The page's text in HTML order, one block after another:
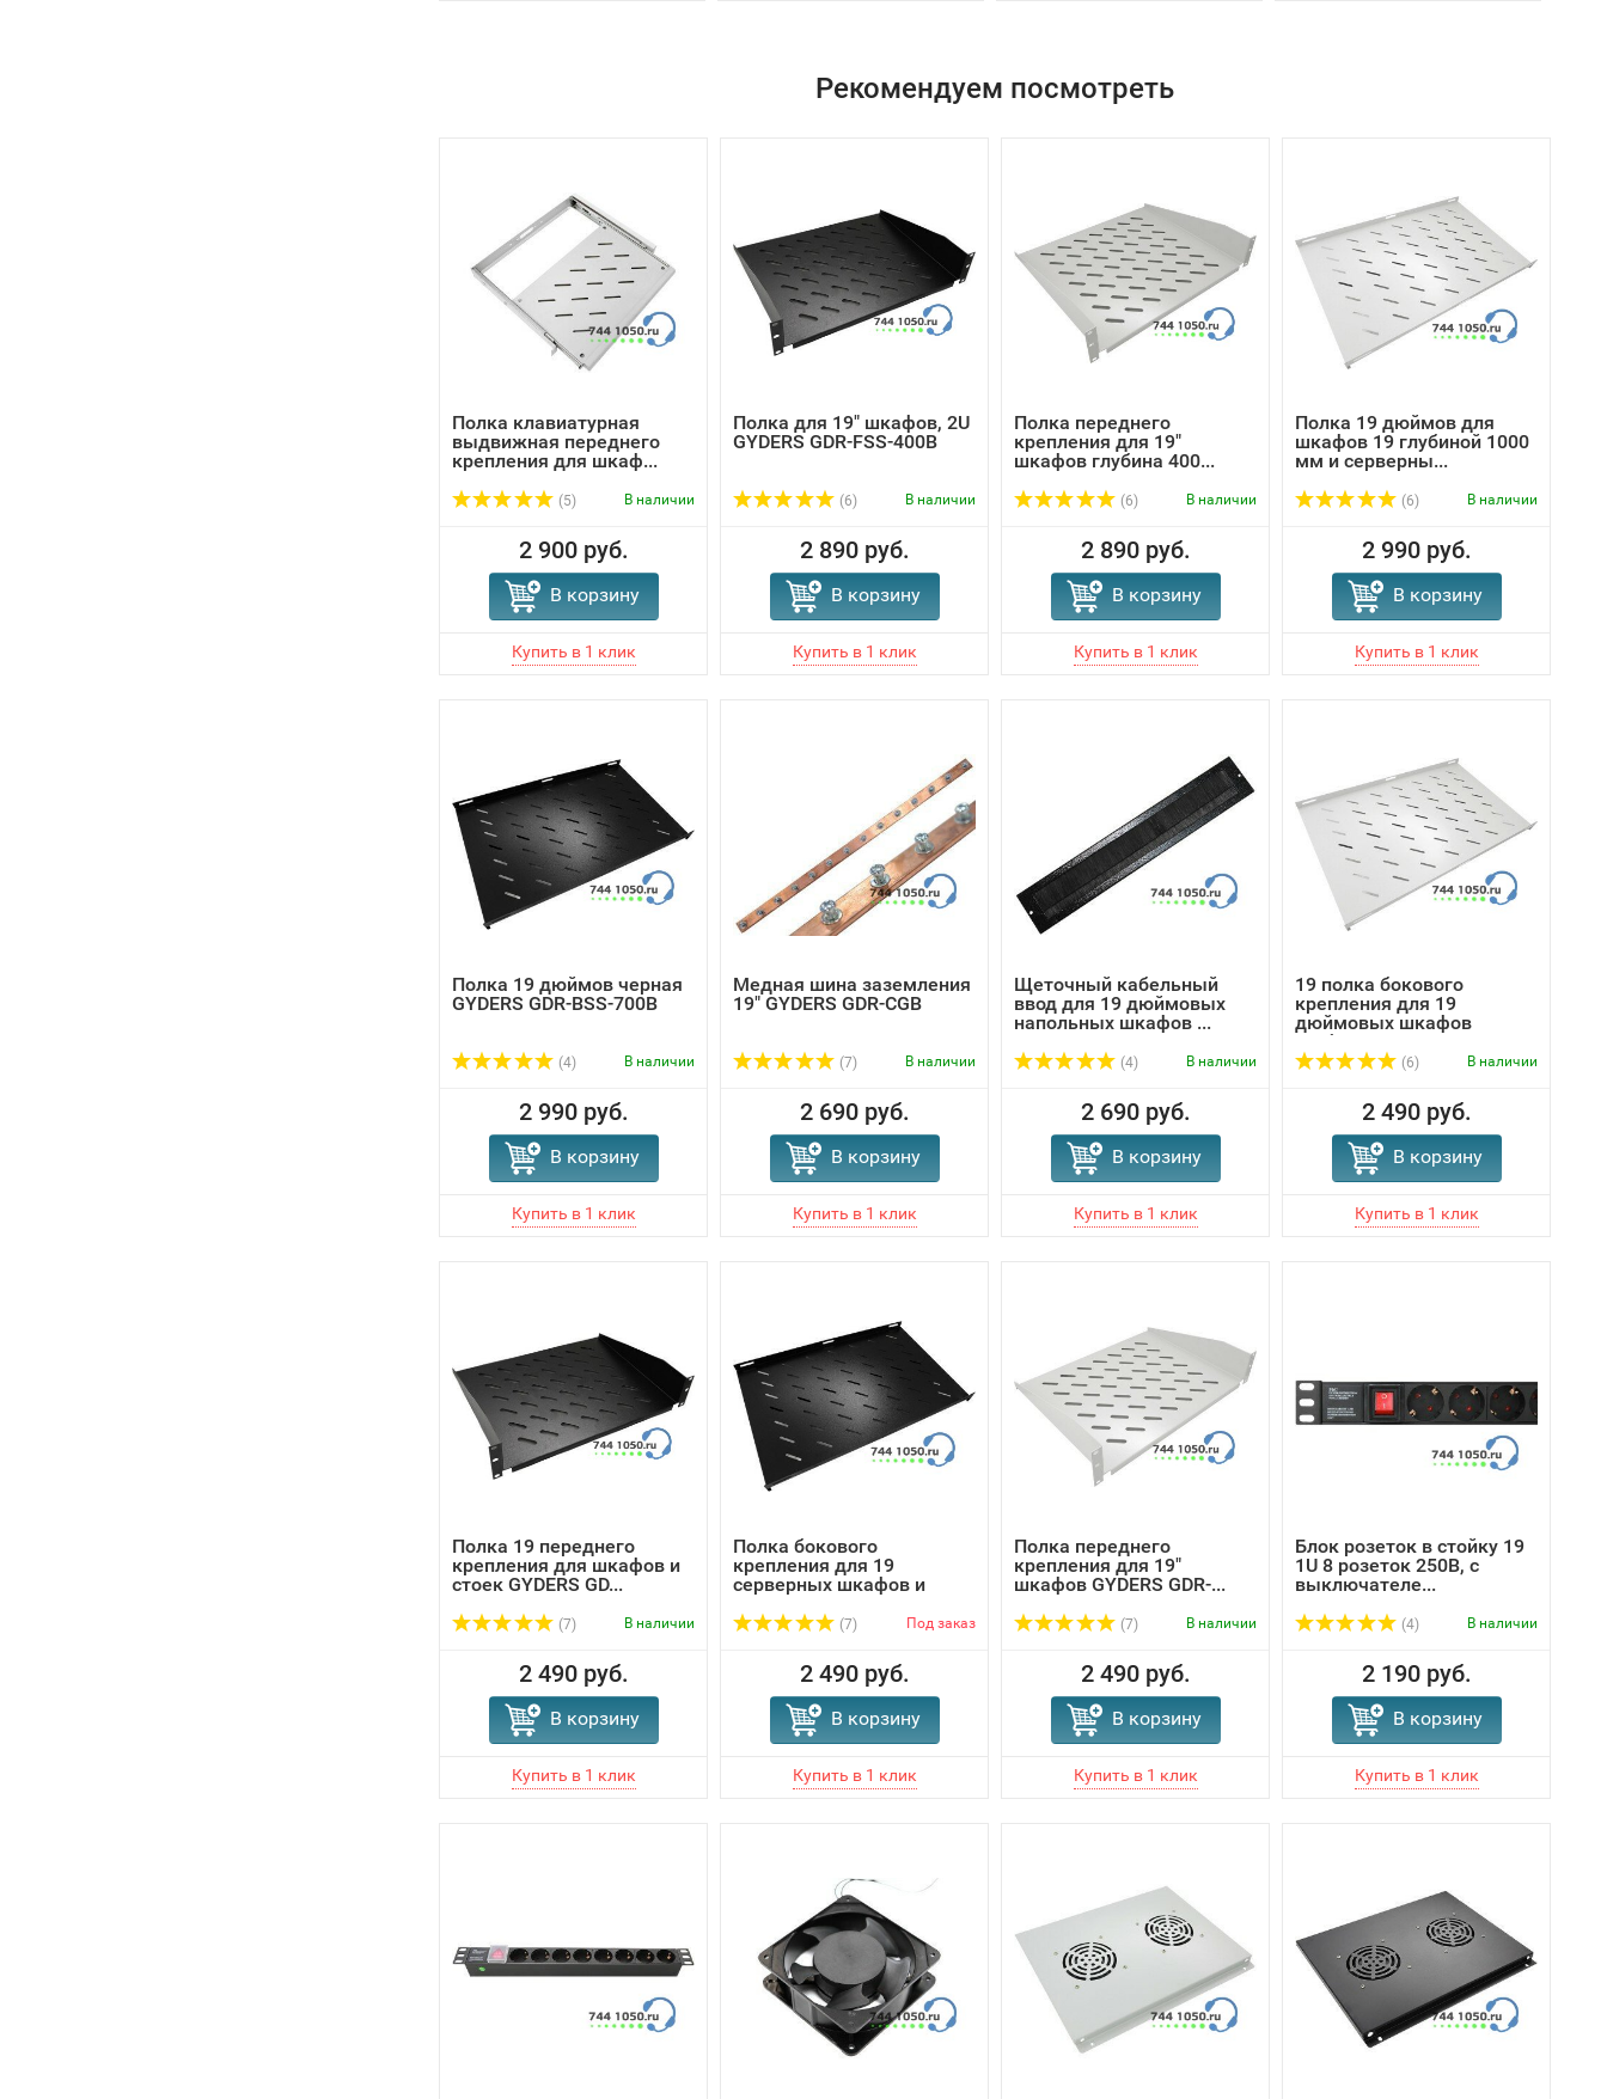
Рекомендуем посмотреть
Полка клавиатурная
выдвижная переднего
крепления для шкаф...
(5) В наличии
2 900 руб.
В корзину
Полка для 19" шкафов, 2U
GYDERS GDR-FSS-400B
(6) В наличии
2 890 руб.
В корзину
Полка переднего
крепления для 19"
шкафов глубина 400...
(6) В наличии
2 890 руб.
В корзину
Полка 19 дюймов для
шкафов 19 глубиной 1000
мм и серверны...
(6) В наличии
2 990 руб.
В корзину
Полка 19 дюймов черная
GYDERS GDR-BSS-700B
(4) В наличии
2 990 руб.
В корзину
Медная шина заземления
19" GYDERS GDR-CGB
(7) В наличии
2 690 руб.
В корзину
Щеточный кабельный
ввод для 19 дюймовых
напольных шкафов ...
(4) В наличии
2 690 руб.
В корзину
19 полка бокового
крепления для 19
дюймовых шкафов
глубин...
(6) В наличии
2 490 руб.
В корзину
Полка 19 переднего
крепления для шкафов и
стоек GYDERS GD...
(7) В наличии
2 490 руб.
В корзину
Полка бокового
крепления для 19
серверных шкафов и
(7) Под заказ
2 490 руб.
В корзину
Полка переднего
крепления для 19"
шкафов GYDERS GDR-...
(7) В наличии
2 490 руб.
В корзину
Блок розеток в стойку 19
1U 8 розеток 250В, с
выключателе...
(4) В наличии
2 190 руб.
В корзину